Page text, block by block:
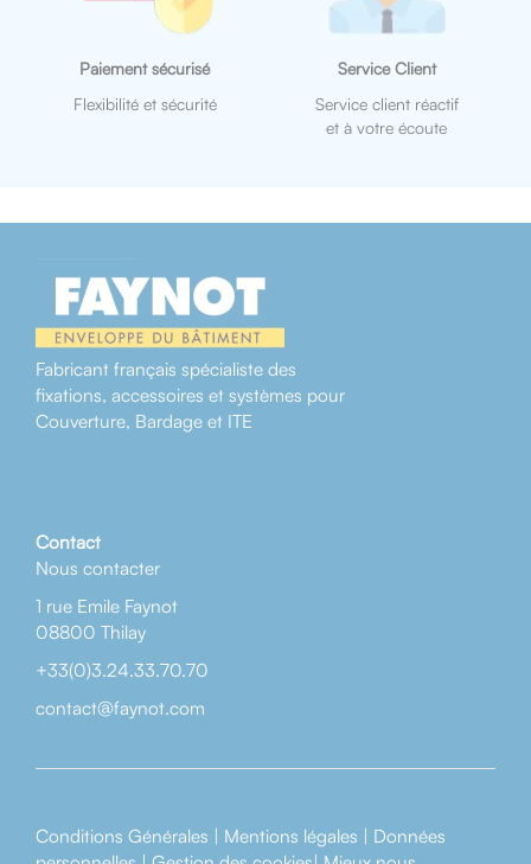
Paiement sécurisé
Flexibilité et sécurité
Service Client
Service client réactif
et à votre écoute
Fabricant français spécialiste des
fixations, accessoires et systèmes pour
Couverture, Bardage et ITE
Contact
Nous contacter
1 rue Emile Faynot
08800 Thilay
+33(0)3.24.33.70.70
contact@faynot.com
Conditions Générales | Mentions légales | Données